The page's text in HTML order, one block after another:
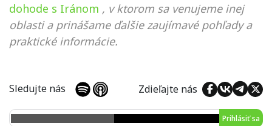
dohode s Iránom , v ktorom sa venujeme inej
oblasti a prinášame ďalšie zaujímavé pohľady a
praktické informácie.
Sledujte nás Zdieľajte nás
Prihlásiť sa